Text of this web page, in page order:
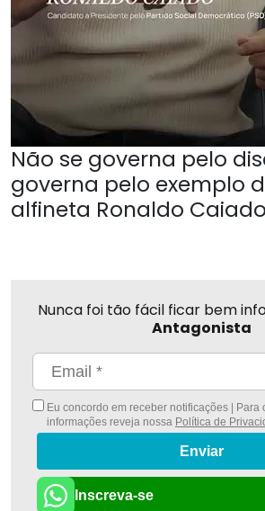
Não se governa pelo
governa pelo exemplo
alfineta Ronaldo Caiado
Nunca foi tão fácil ficar bem
Antagonista
Eu concordo em receber notificações | Para
informações reveja nossa Política de
Enviar
Inscreva-se